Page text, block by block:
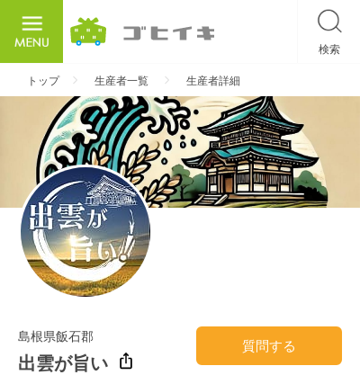
検索
トップ 生産者一覧 生産者詳細
島根県飯石郡
出雲が旨い
質問する